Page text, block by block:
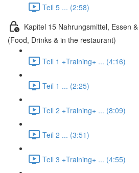
Teil 5 ... (2:58)
Kapitel 15 Nahrungsmittel, Essen
(Food, Drinks & in the restaurant)
Teil 1 +Training+ ... (4:16)
Teil 1 ... (2:25)
Teil 2 +Training+ ... (8:09)
Teil 2 ... (3:51)
Teil 3 +Training+ ... (4:55)